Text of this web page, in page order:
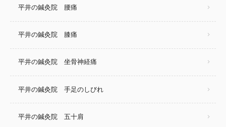
平井の鍼灸院 腰痛
平井の鍼灸院 膝痛
平井の鍼灸院 坐骨神経痛
平井の鍼灸院 手足のしびれ
平井の鍼灸院 五十肩